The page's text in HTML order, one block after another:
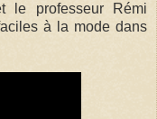
le professeur Rémi
à la mode dans